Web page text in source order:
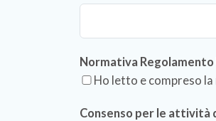
Normativa
Ho letto e compreso
Consenso per le attività